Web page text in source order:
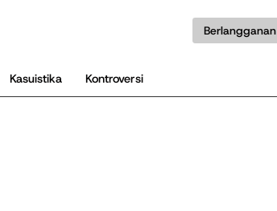
Berlangganan
Kasuistika Kontroversi